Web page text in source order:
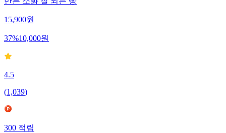
15,900원
37%10,000원
4.5
(1,039)
300 적립